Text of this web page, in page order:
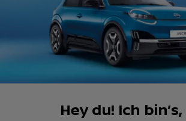
Hey du! Ich bin’s,